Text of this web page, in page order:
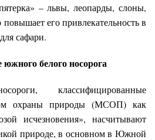
– львы, леопарды, слоны,
его привлекательность в
сафари.
белого носорога
классифицированные
охраны природы (МСОП) как
исчезновения», насчитывают
природе, в основном в Южной